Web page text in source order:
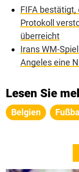
FIFA bestätigt,
Protokoll
überreicht
Irans WM-
Angeles eine
Lesen Sie
Belgien